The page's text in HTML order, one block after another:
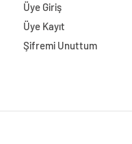
Üye Giriş
Üye Kayıt
Şifremi Unuttum